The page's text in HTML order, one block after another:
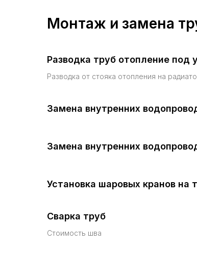
Монтаж и замена
Разводка труб отопление под
Разводка от стояка отопления на
Замена внутренних
Замена внутренних
Установка шаровых кранов на
Сварка труб
Стоимость шва